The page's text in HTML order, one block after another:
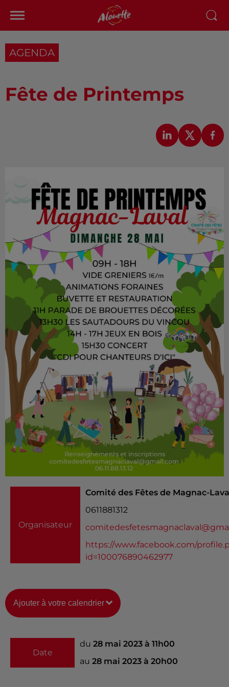
AGENDA
Fête de Printemps
Organisateur
Comité des Fêtes de Magnac-
0611881312
https://www.facebook.com/
id=100076890462977
Ajouter à votre calendrier
Date
du 28 mai 2023 à 11h00
au 28 mai 2023 à 20h00